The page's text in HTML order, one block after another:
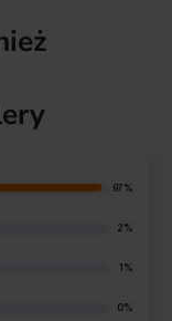
97%
2%
1%
0%